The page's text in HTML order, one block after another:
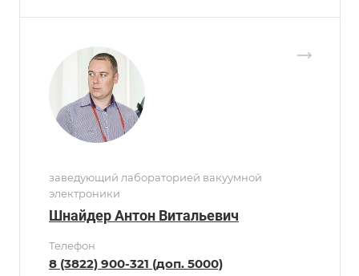
заведующий лабораторией вакуумной
электроники
Шнайдер Антон Витальевич
Телефон
8 (3822) 900-321 (доп. 5000)